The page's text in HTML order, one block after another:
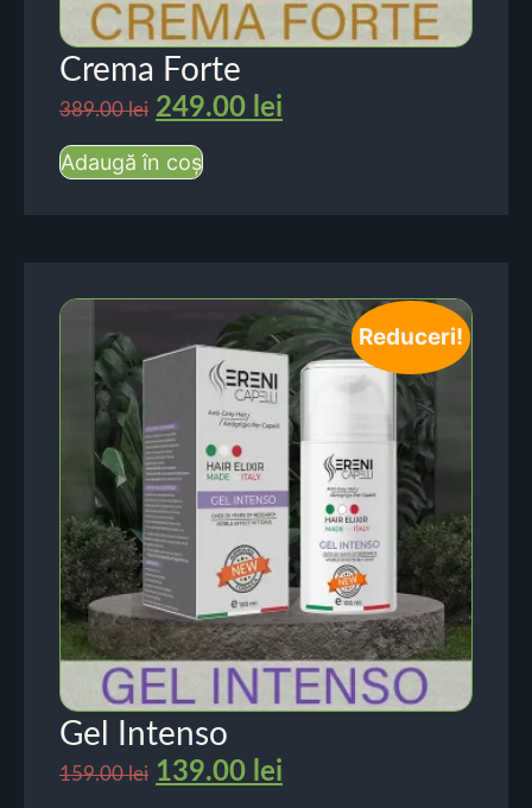
Crema Forte
389.00lei 249.00 lei
Adaugă în coș
Reduceri!
Gel Intenso
159.00lei 139.00 lei